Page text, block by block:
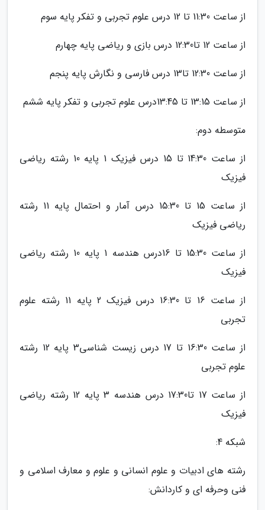
از ساعت 11:30 تا 12 درس علوم تجربی و تفکر پایه سوم
از ساعت 12 تا12:30 درس بازی و ریاضی پایه چهارم
از ساعت 12:30 تا13 درس فارسی و نگارش پایه پنجم
از ساعت 13:15 تا 13:45درس علوم تجربی و تفکر پایه ششم
متوسطه دوم:
از ساعت 14:30 تا 15 درس فیزیک 1 پایه 10 رشته ریاضی
فیزیک
از ساعت 15 تا 15:30 درس آمار و احتمال پایه 11 رشته
ریاضی فیزیک
از ساعت 15:30 تا 16درس هندسه 1 پایه 10 رشته ریاضی
فیزیک
از ساعت 16 تا 16:30 درس فیزیک 2 پایه 11 رشته علوم
تجربی
از ساعت 16:30 تا 17 درس زیست شناسی3 پایه 12 رشته
علوم تجربی
از ساعت 17 تا17:30 درس هندسه 3 پایه 12 رشته ریاضی
فیزیک
شبکه 4:
رشته های ادبیات و علوم انسانی و علوم و معارف اسلامی و
فنی وحرفه ای و کاردانش: